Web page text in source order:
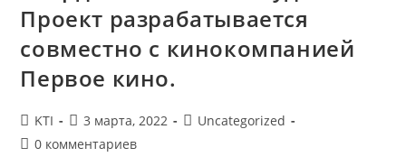
Проект разрабатывается
совместно с кинокомпанией
Первое кино.
Автор
записи:
KTI
Запись
опубликована:
3 марта, 2022
Рубрика
Uncategorized
Комментарии
0 комментариев